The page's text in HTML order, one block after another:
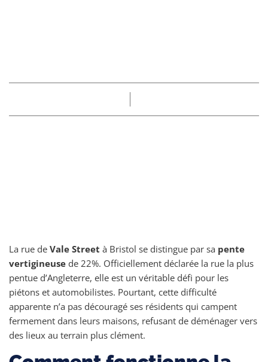
La rue de Vale Street à Bristol se distingue par sa pente
vertigineuse de 22%. Officiellement déclarée la rue la plus
pentue d’Angleterre, elle est un véritable défi pour les
piétons et automobilistes. Pourtant, cette difficulté
apparente n’a pas découragé ses résidents qui campent
fermement dans leurs maisons, refusant de déménager vers
des lieux au terrain plus clément.